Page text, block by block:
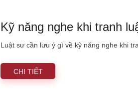
Kỹ năng nghe khi tranh
Luật sư cần lưu ý gì về kỹ năng nghe khi
CHI TIẾT